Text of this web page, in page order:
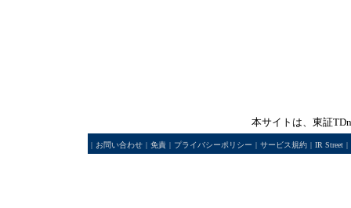
本サイトは、東証
| お問い合わせ | 免責 | プライバシーポリシー | サービス規約 | IR Street |